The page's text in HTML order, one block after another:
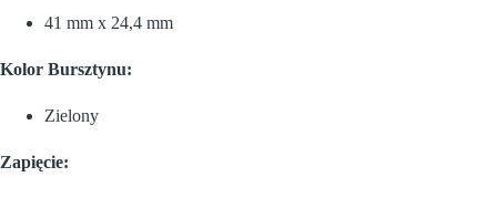
41 mm x 24,4 mm
Kolor Bursztynu:
Zielony
Zapięcie: